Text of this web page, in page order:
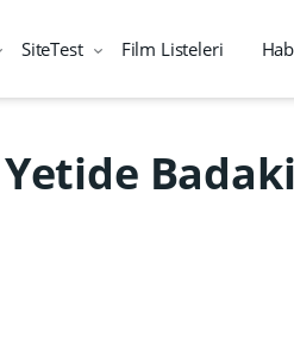
SiteTest Film Listeleri
Yetide Badaki